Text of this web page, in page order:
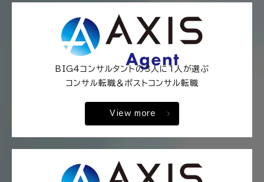
BIG4コンサルタントの3人に1人が選ぶ
コンサル転職＆ポストコンサル転職
View more